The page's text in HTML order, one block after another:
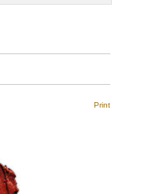
Print